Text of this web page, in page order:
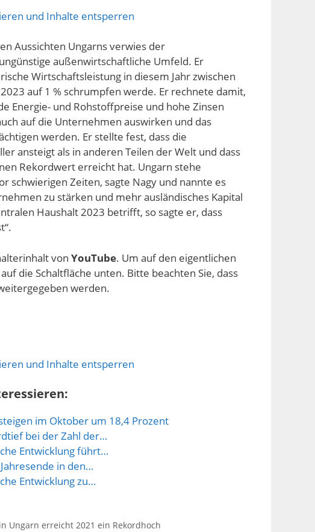
und Inhalte entsperren
Aussichten Ungarns verwies der
außenwirtschaftliche Umfeld. Er
Wirtschaftsleistung in diesem Jahr zwischen
auf 1 % schrumpfen werde. Er rechnete damit,
Energie- und Rohstoffpreise und hohe Zinsen
auf die Unternehmen auswirken und das
werden. Er stellte fest, dass die
ansteigt als in anderen Teilen der Welt und dass
Rekordwert erreicht hat. Ungarn stehe
schwierigen Zeiten, sagte Nagy und nannte es
zu stärken und mehr ausländisches Kapital
Haushalt 2023 betrifft, so sagte er, dass
von YouTube. Um auf den eigentlichen
die Schaltfläche unten. Bitte beachten Sie, dass
werden.
und Inhalte entsperren
im Oktober um 18,4 Prozent
bei der Zahl der…
Entwicklung führt…
in den…
Entwicklung zu…
Ungarn erreicht 2021 ein Rekordhoch